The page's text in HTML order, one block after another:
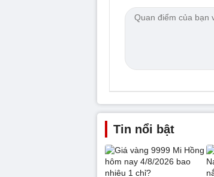
Tin nổi bật